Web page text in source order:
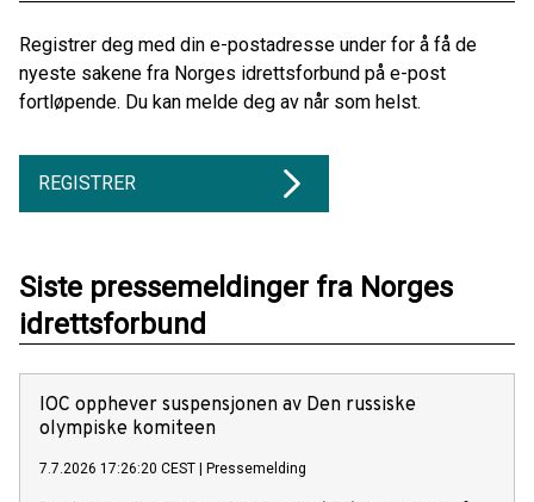
Registrer deg med din e-postadresse under for å få de
nyeste sakene fra Norges idrettsforbund på e-post
fortløpende. Du kan melde deg av når som helst.
REGISTRER
Siste pressemeldinger fra Norges
idrettsforbund
IOC opphever suspensjonen av Den russiske
olympiske komiteen
7.7.2026 17:26:20 CEST | Pressemelding